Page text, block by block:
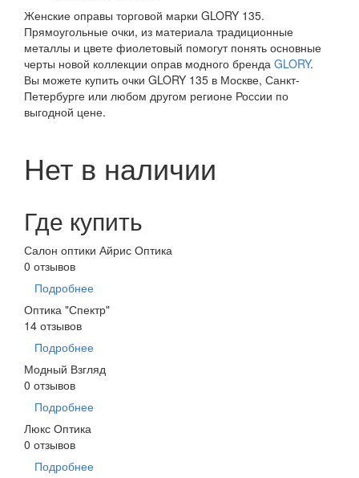
Женские оправы торговой марки GLORY 135.
Прямоугольные очки, из материала традиционные
металлы и цвете фиолетовый помогут понять основные
черты новой коллекции оправ модного бренда GLORY.
Вы можете купить очки GLORY 135 в Москве, Санкт-
Петербурге или любом другом регионе России по
выгодной цене.
Нет в наличии
Где купить
Салон оптики Айрис Оптика
0 отзывов
Подробнее
Оптика "Спектр"
14 отзывов
Подробнее
Модный Взгляд
0 отзывов
Подробнее
Люкс Оптика
0 отзывов
Подробнее